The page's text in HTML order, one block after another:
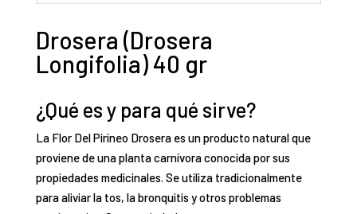
Drosera (Drosera
Longifolia) 40 gr
¿Qué es y para qué sirve?
La Flor Del Pirineo Drosera es un producto natural que
proviene de una planta carnívora conocida por sus
propiedades medicinales. Se utiliza tradicionalmente
para aliviar la tos, la bronquitis y otros problemas